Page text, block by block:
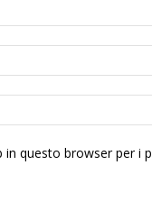
questo browser per i